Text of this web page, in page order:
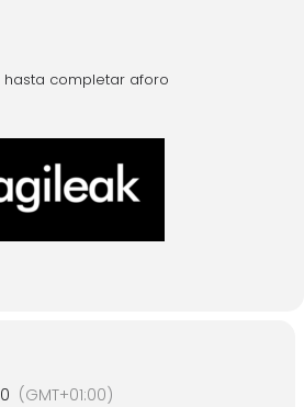
hasta completar aforo
(GMT+01:00)